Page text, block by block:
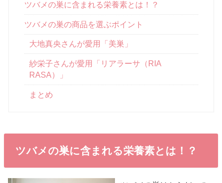
ツバメの巣に含まれる栄養素とは！？
ツバメの巣の商品を選ぶポイント
大地真央さんが愛用「美巣」
紗栄子さんが愛用「リアラーサ（RIA
RASA）」
まとめ
ツバメの巣に含まれる栄養素とは！？